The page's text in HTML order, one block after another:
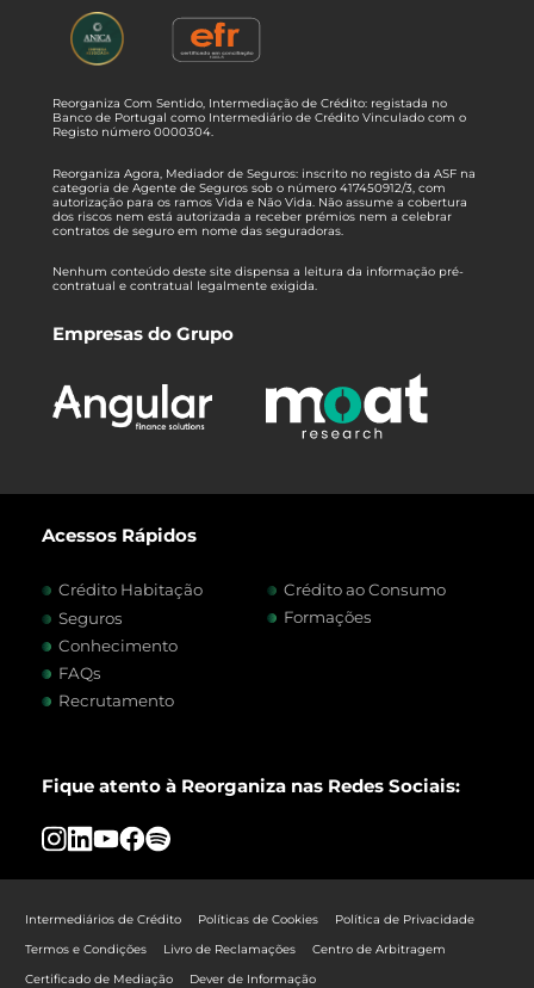
Reorganiza Com Sentido, Intermediação de Crédito: registada no
Banco de Portugal como Intermediário de Crédito Vinculado com o
Registo número 0000304.
Reorganiza Agora, Mediador de Seguros: inscrito no registo da ASF na
categoria de Agente de Seguros sob o número 417450912/3, com
autorização para os ramos Vida e Não Vida. Não assume a cobertura
dos riscos nem está autorizada a receber prémios nem a celebrar
contratos de seguro em nome das seguradoras.
Nenhum conteúdo deste site dispensa a leitura da informação pré-
contratual e contratual legalmente exigida.
Empresas do Grupo
Acessos Rápidos
Crédito Habitação
Crédito ao Consumo
Seguros
Formações
Conhecimento
FAQs
Recrutamento
Fique atento à Reorganiza nas Redes Sociais:
Intermediários de Crédito Políticas de Cookies
Política de Privacidade
Termos e Condições
Livro de Reclamações
Centro de Arbitragem
Certificado de Mediação
Dever de Informação